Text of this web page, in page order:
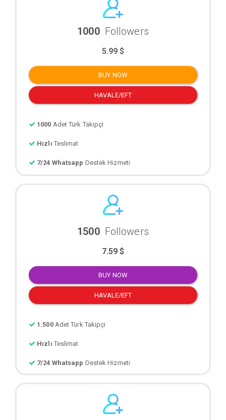
1000 Followers
5.99 $
BUY NOW
HAVALE/EFT
1000 Adet Türk Takipçi
Hızlı Teslimat
7/24 Whatsapp Destek Hizmeti
1500 Followers
7.59 $
BUY NOW
HAVALE/EFT
1.500 Adet Türk Takipçi
Hızlı Teslimat
7/24 Whatsapp Destek Hizmeti